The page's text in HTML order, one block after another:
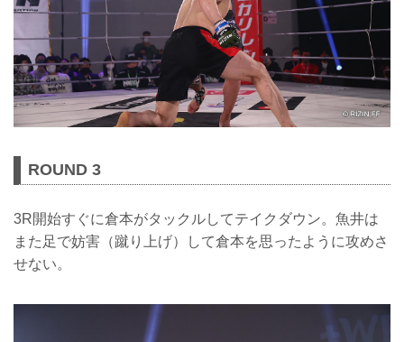
ROUND 3
3R開始すぐに倉本がタックルしてテイクダウン。魚井は
また足で妨害（蹴り上げ）して倉本を思ったように攻めさ
せない。